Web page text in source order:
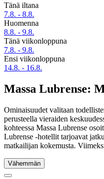
Tänä iltana
7.8. - 8.8.
Huomenna
8.8. - 9.8.
Tänä viikonloppuna
7.8. - 9.8.
Ensi viikonloppuna
14.8. - 16.8.
Massa Lubrense:
Ominaisuudet valitaan
perusteella vieraiden
kohteessa Massa Lubrense
Lubrense -hotellit tarjoavat
matkailijan kokemusta.
Vähemmän